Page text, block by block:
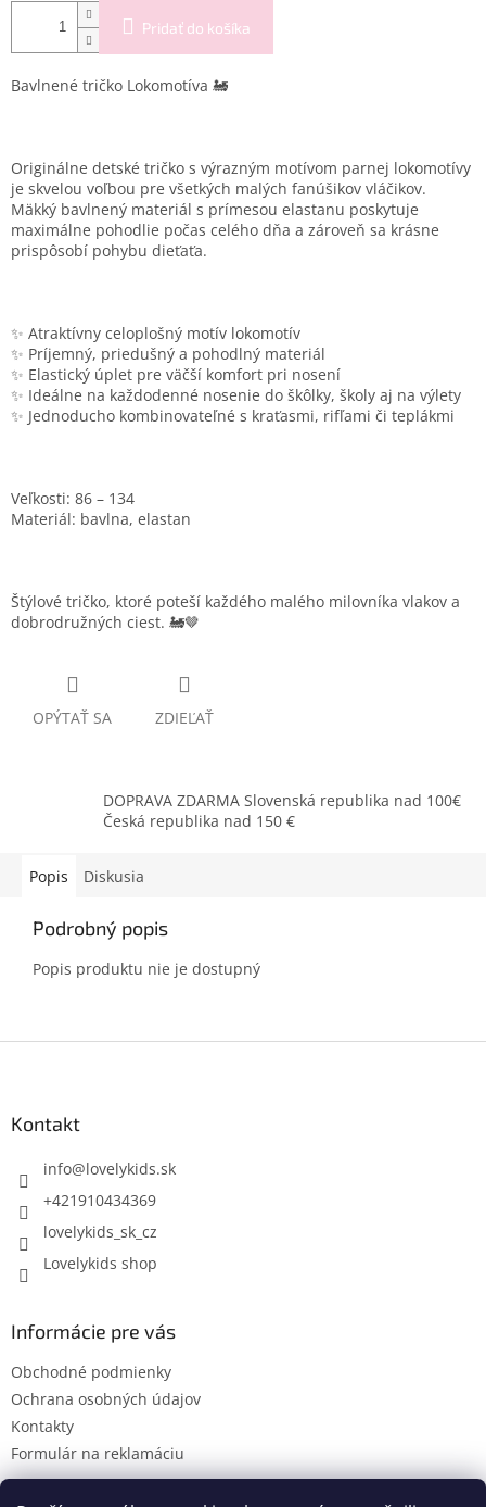
Pridať do košíka
Bavlnené tričko Lokomotíva 🚂
Originálne detské tričko s výrazným motívom parnej lokomotívy
je skvelou voľbou pre všetkých malých fanúšikov vláčikov.
Mäkký bavlnený materiál s prímesou elastanu poskytuje
maximálne pohodlie počas celého dňa a zároveň sa krásne
prispôsobí pohybu dieťaťa.
✨ Atraktívny celoplošný motív lokomotív
✨ Príjemný, priedušný a pohodlný materiál
✨ Elastický úplet pre väčší komfort pri nosení
✨ Ideálne na každodenné nosenie do škôlky, školy aj na výlety
✨ Jednoducho kombinovateľné s kraťasmi, rifľami či teplákmi
Veľkosti: 86 – 134
Materiál: bavlna, elastan
Štýlové tričko, ktoré poteší každého malého milovníka vlakov a
dobrodružných ciest. 🚂🤎
OPÝTAŤ SA ZDIEĽAŤ
DOPRAVA ZDARMA Slovenská republika nad 100€
Česká republika nad 150 €
Popis Diskusia
Podrobný popis
Popis produktu nie je dostupný
Kontakt
info@lovelykids.sk
+421910434369
lovelykids_sk_cz
Lovelykids shop
Informácie pre vás
Obchodné podmienky
Ochrana osobných údajov
Kontakty
Formulár na reklamáciu